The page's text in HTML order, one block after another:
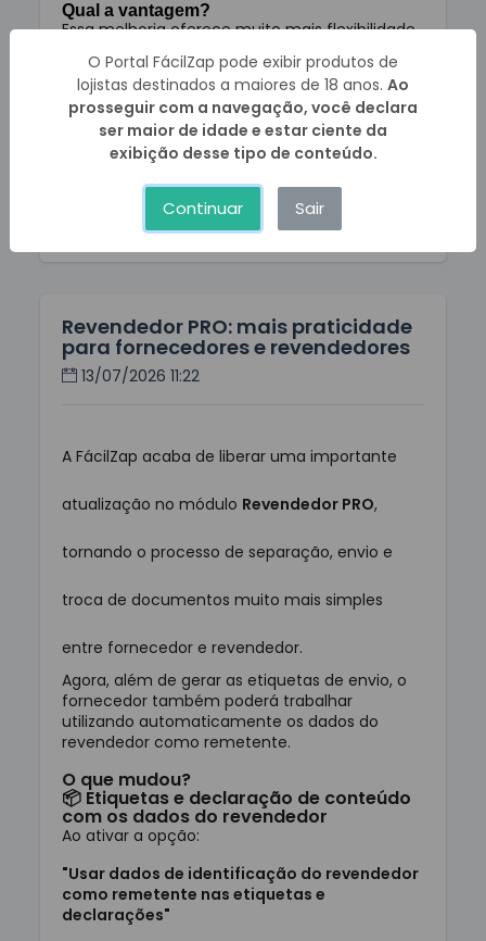
Qual a vantagem?
Essa melhoria oferece muito mais flexibilidade
para empresas que trabalham com diferentes
perfis de clientes, permitindo que a emissão da
nota fiscal utilize a tributação adequada em
cada situação.
Com isso, o cadastro dos produtos fica mais
manuais e proporciona maior segurança na
emissão dos documentos fiscais.
Revendedor PRO: mais praticidade
para fornecedores e revendedores
13/07/2026 11:22
A FácilZap acaba de liberar uma importante
atualização no módulo Revendedor PRO,
tornando o processo de separação, envio e
troca de documentos muito mais simples
entre fornecedor e revendedor.
Agora, além de gerar as etiquetas de envio, o
fornecedor também poderá trabalhar
utilizando automaticamente os dados do
revendedor como remetente.
O que mudou?
📦 Etiquetas e declaração de conteúdo
com os dados do revendedor
Ao ativar a opção:
"Usar dados de identificação do revendedor
como remetente nas etiquetas e
declarações"
O Portal FácilZap pode exibir produtos de
lojistas destinados a maiores de 18 anos. Ao
prosseguir com a navegação, você declara
ser maior de idade e estar ciente da
exibição desse tipo de conteúdo.
Continuar Sair